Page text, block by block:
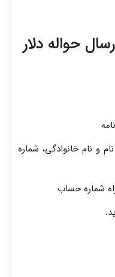
حواله دلار
و نام خانوادگی، شماره
شماره حساب